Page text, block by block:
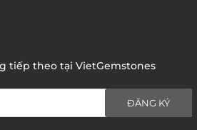
tiếp theo tại VietGemstones
ĐĂNG KÝ